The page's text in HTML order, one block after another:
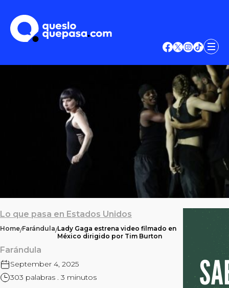
Lo que pasa en Estados Unidos
Home/Farándula/Lady Gaga estrena video filmado en
México dirigido por Tim Burton
Farándula
September 4, 2025
303 palabras . 3 minutos